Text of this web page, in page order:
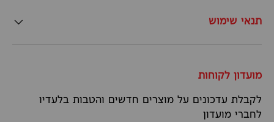
תנאי שימוש
מועדון לקוחות
לקבלת עדכונים על מוצרים חדשים והטבות בלעדיו
לחברי מועדון